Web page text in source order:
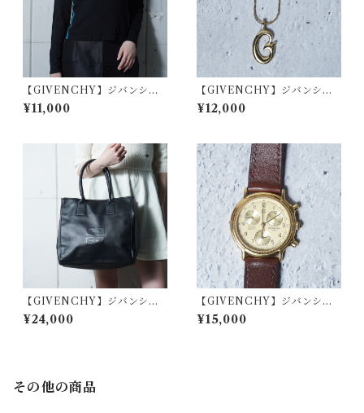
【GIVENCHY】ジバンシー
WOOL100％ターコイズライ
ンハイネックニット black
¥11,000
【GIVENCHY】ジバンシー
Gロゴトップチェーンネックレ
ス gold
¥12,000
【GIVENCHY】ジバンシー
4Gロゴレザートートバッグ bl
ack
¥24,000
【GIVENCHY】ジバンシー
稼働品4Gロゴ クロノグラフゴ
ールドフェイスクォーツウォ
¥15,000
その他の商品